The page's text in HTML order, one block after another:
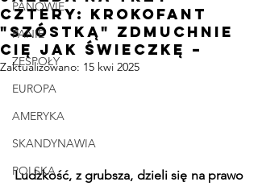
PANOWIE
PANIE
ZESPOŁY
EUROPA
AMERYKA
SKANDYNAWIA
POLSKA
cztery: Krokofant
"Szóstką" zdmuchnie
cię jak świeczkę –
Zaktualizowano: 15 kwi 2025
Ludzkość, z grubsza, dzieli się na prawo